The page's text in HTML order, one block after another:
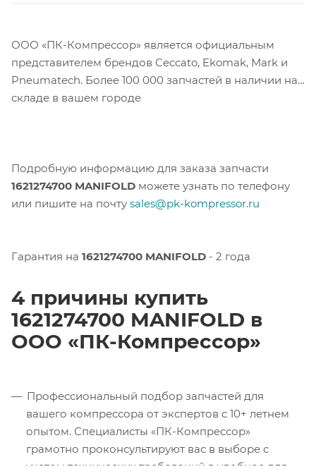
ООО «ПК-Компрессор» является официальным
представителем брендов Ceccato, Ekomak, Mark и
Pneumatech. Более 100 000 запчастей в наличии на
складе в вашем городе
Подробную информацию для заказа запчасти
1621274700 MANIFOLD можете узнать по телефону
или пишите на почту sales@pk-kompressor.ru
Гарантия на 1621274700 MANIFOLD - 2 года
4 причины купить
1621274700 MANIFOLD в
ООО «ПК-Компрессор»
Профессиональный подбор запчастей для
вашего компрессора от экспертов с 10+ летнем
опытом. Специалисты «ПК-Компрессор»
грамотно проконсультируют вас в выборе с